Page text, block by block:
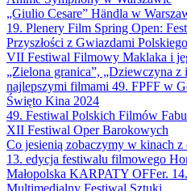
„Giulio Cesare” Händla w
19. Plenery Film Spring Open:
Przyszłości z Gwiazdami
VII Festiwal Filmowy Maklaka i
„Zielona granica”, „Dziewczyna z
najlepszymi filmami 49. FPFF w
Święto Kina 2024
49. Festiwal Polskich Filmów
XII Festiwal Oper Barokowych
Co jesienią zobaczymy w kinach
13. edycja festiwalu filmowego
Małopolska KARPATY OFFer.
Multimedialny Festiwal Sztuki